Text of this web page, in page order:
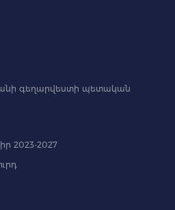
գեղարվեստի պետական
2023-2027